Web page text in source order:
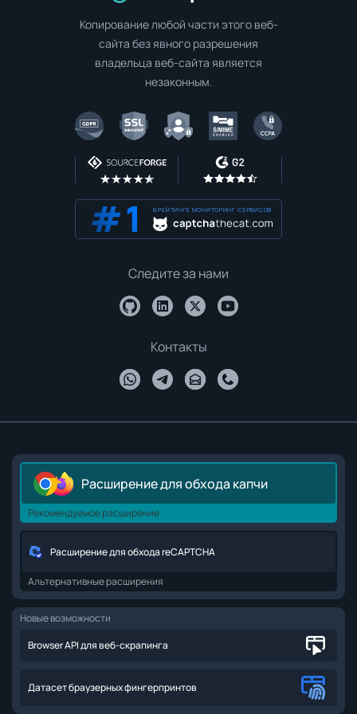
Копирование любой части этого веб-
сайта без явного разрешения
владельца веб-сайта является
незаконным.
В РЕЙТИНГЕ МОНИТОРИНГ-СЕРВИСОВ
Следите за нами
Контакты
Расширение для обхода капчи
Рекомендуемое расширение
Расширение для обхода reCAPTCHA
Альтернативные расширения
Новые возможности
Browser API для веб-скрапинга
Датасет браузерных фингерпринтов